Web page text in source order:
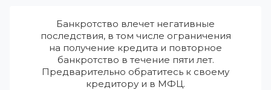
Банкротство влечет негативные
последствия, в том числе ограничения
на получение кредита и повторное
банкротство в течение пяти лет.
Предварительно обратитесь к своему
кредитору и в МФЦ.